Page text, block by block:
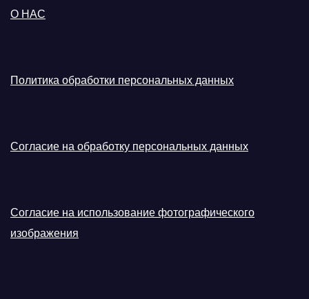
О НАС
Политика обработки персональных данных
Согласие на обработку персональных данных
Согласие на использование фотографического
изображения